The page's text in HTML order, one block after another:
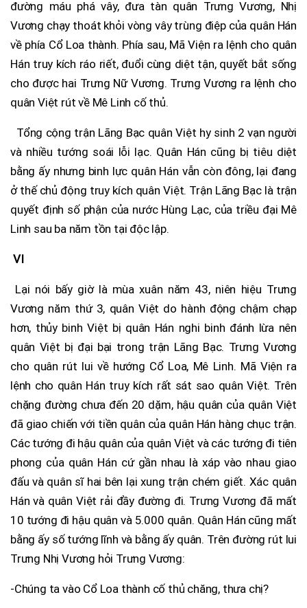
đường máu phá vây, đưa tàn quân Trưng Vương, Nhị
Vương chạy thoát khỏi vòng vây trùng điệp của quân Hán
về phía Cổ Loa thành. Phía sau, Mã Viện ra lệnh cho quân
Hán truy kích ráo riết, đuổi cùng diệt tận, quyết bắt sống
cho được hai Trưng Nữ Vương. Trưng Vương ra lệnh cho
quân Việt rút về Mê Linh cố thủ.
Tổng cộng trận Lãng Bạc quân Việt hy sinh 2 vạn người
và nhiều tướng soái lỗi lạc. Quân Hán cũng bị tiêu diệt
bằng ấy nhưng binh lực quân Hán vẫn còn đông, lại đang
ở thế chủ động truy kích quân Việt. Trận Lãng Bạc là trận
quyết định số phận của nước Hùng Lạc, của triều đại Mê
Linh sau ba năm tồn tại độc lập.
VI
Lại nói bấy giờ là mùa xuân năm 43, niên hiệu Trưng
Vương năm thứ 3, quân Việt do hành động chậm chạp
hơn, thủy binh Việt bị quân Hán nghi binh đánh lừa nên
quân Việt bị đại bại trong trận Lãng Bạc. Trưng Vương
cho quân rút lui về hướng Cổ Loa, Mê Linh. Mã Viện ra
lệnh cho quân Hán truy kích rất sát sao quân Việt. Trên
chặng đường chưa đến 20 dặm, hậu quân của quân Việt
đã giao chiến với tiền quân của quân Hán hàng chục trận.
Các tướng đi hậu quân của quân Việt và các tướng đi tiên
phong của quân Hán cứ gần nhau là xáp vào nhau giao
đấu và quân sĩ hai bên lại xung trận chém giết. Xác quân
Hán và quân Việt rải đầy đường đi. Trưng Vương đã mất
10 tướng đi hậu quân và 5.000 quân. Quân Hán cũng mất
bằng ấy số tướng lĩnh và bằng ấy quân. Trên đường rút lui
Trưng Nhị Vương hỏi Trưng Vương:
-Chúng ta vào Cổ Loa thành cố thủ chăng, thưa chị?